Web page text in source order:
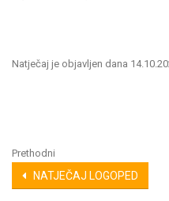
Natječaj je objavljen dana
Prethodni
NATJEČAJ LOGOPED